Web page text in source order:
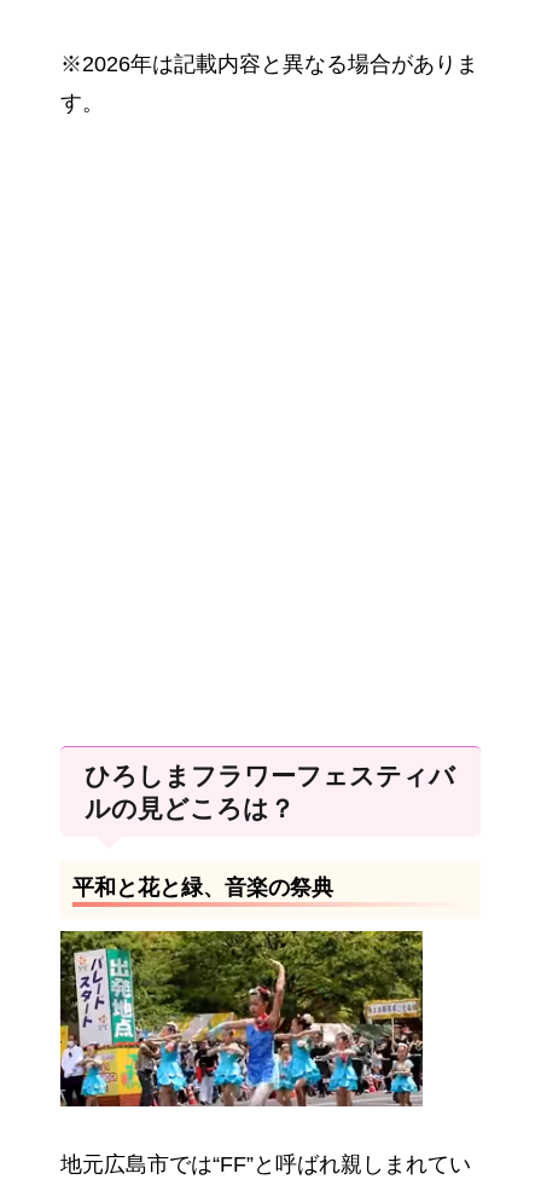
※2026年は記載内容と異なる場合がありま
す。
ひろしまフラワーフェスティバ
ルの見どころは？
平和と花と緑、音楽の祭典
地元広島市では“FF”と呼ばれ親しまれてい